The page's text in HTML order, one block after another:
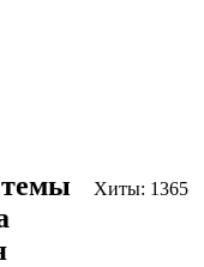
Хиты: 1365